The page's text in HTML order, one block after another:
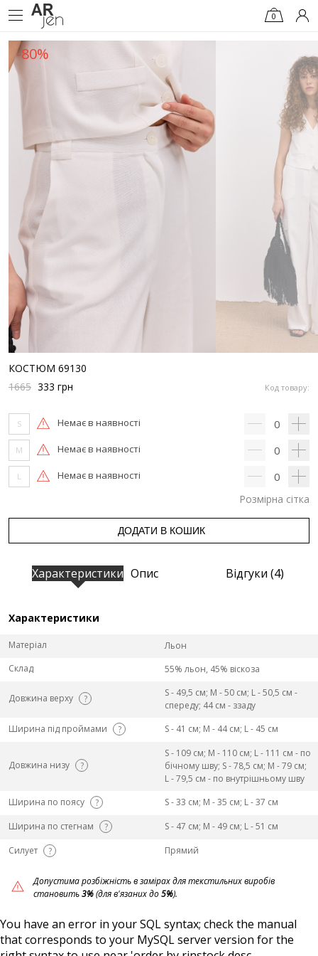
0
-80%
КОСТЮМ 69130
Код товару:
1665 333 грн
S Немає в наявності 0
M Немає в наявності 0
L Немає в наявності 0
Розмірна сітка
ДОДАТИ В КОШИК
Характеристики Опис Відгуки (4)
Характеристики
Матеріал
Льон
Склад
55% льон, 45% віскоза
Довжина верху ?
S - 49,5 см; M - 50 см; L - 50,5 см -
спереду; 44 см - ззаду
Ширина під проймами
? S - 41 см; M - 44 см; L - 45 см
Довжина низу ?
S - 109 см; M - 110 см; L - 111 см - по
бічному шву; S - 78,5 см; M - 79 см;
L - 79,5 см - по внутрішньому шву
Ширина по поясу
?
S - 33 см; M - 35 см; L - 37 см
Ширина по стегнам
?
S - 47 см; M - 49 см; L - 51 см
Силует
? Прямий
Допустима розбіжність в замірах для текстильних виробів
становить3%(для в'язаних до5%).
You have an error in your SQL syntax; check the manual
that corresponds to your MySQL server version for the